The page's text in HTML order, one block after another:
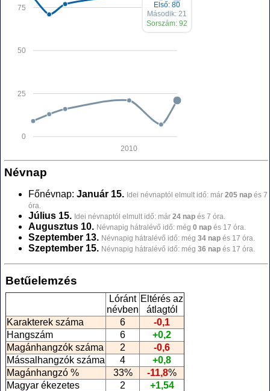
0
25
50
75
2010
Első: 80
Második: 21
Sorszám: 92
Névnap
Főnévnap: Január 15. Idei névnaptól elmult idő: már 205 nap és 7
óra.
Július 15. Idei névnaptól elmult idő: már 24 nap és 7 óra.
Augusztus 10. Névnapig hátralévő idő: még 0 nap és 17 óra.
Szeptember 13. Névnapig hátralévő idő: még 34 nap és 17 óra.
Szeptember 15. Névnapig hátralévő idő: még 36 nap és 17 óra.
Betűelemzés
Lóránt
névben
Eltérés az
átlagtól
Karakterek száma
6
-0,1
Hangszám
6
+0,2
Magánhangzók száma
2
-0,6
Mássalhangzók száma
4
+0,8
Magánhangzó %
33% -11,8%
Magyar ékezetes
2
+1,54